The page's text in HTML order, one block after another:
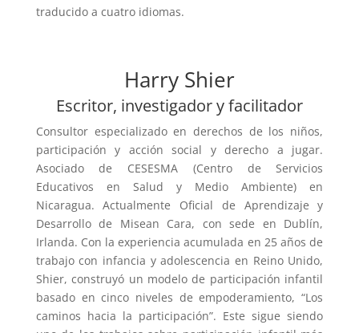
traducido a cuatro idiomas.
Harry Shier
Escritor, investigador y facilitador
Consultor especializado en derechos de los niños,
participación y acción social y derecho a jugar.
Asociado de CESESMA (Centro de Servicios
Educativos en Salud y Medio Ambiente) en
Nicaragua. Actualmente Oficial de Aprendizaje y
Desarrollo de Misean Cara, con sede en Dublín,
Irlanda. Con la experiencia acumulada en 25 años de
trabajo con infancia y adolescencia en Reino Unido,
Shier, construyó un modelo de participación infantil
basado en cinco niveles de empoderamiento, “Los
caminos hacia la participación”. Este sigue siendo